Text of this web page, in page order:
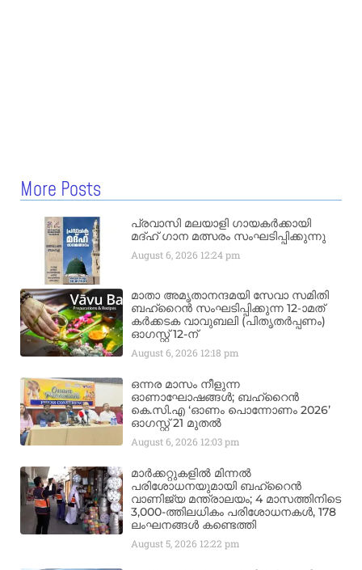
More Posts
പ്രവാസി മലയാളി ഗായകർക്കായി
മദ്ഹ് ഗാന മത്സരം സംഘടിപ്പിക്കുന്നു
August 6, 2026 12:24 pm
മാതാ അമൃതാനന്ദമയി സേവാ സമിതി
ബഹ്‌റൈൻ സംഘടിപ്പിക്കുന്ന 12-ാമത്
കർക്കടക വാവുബലി (പിതൃതർപ്പണം)
ഓഗസ്റ്റ് 12-ന്
August 6, 2026 12:18 pm
ഒന്നര മാസം നീളുന്ന
ഓണാഘോഷങ്ങൾ; ബഹ്‌റൈൻ
കെ.സി.എ ‘ഓണം പൊന്നോണം 2026’
ഓഗസ്റ്റ് 21 മുതൽ
August 6, 2026 12:03 pm
മാർക്കറ്റുകളിൽ മിന്നൽ
പരിശോധനയുമായി ബഹ്‌റൈൻ
വാണിജ്യ മന്ത്രാലയം; 4 മാസത്തിനിടെ
3,000-ത്തിലധികം പരിശോധനകൾ, 178
ലംഘനങ്ങൾ കണ്ടെത്തി
August 5, 2026 12:22 pm